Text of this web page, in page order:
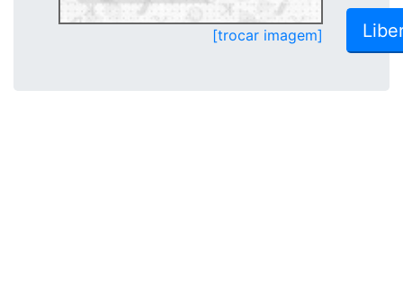
[trocar imagem]